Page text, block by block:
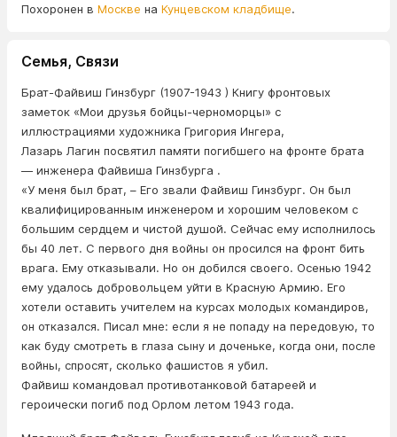
Похоронен в Москве на Кунцевском кладбище.
Семья, Связи
Брат-Файвиш Гинзбург (1907-1943 ) Книгу фронтовых
заметок «Мои друзья бойцы-черноморцы» с
иллюстрациями художника Григория Ингера,
Лазарь Лагин посвятил памяти погибшего на фронте брата
— инженера Файвиша Гинзбурга .
«У меня был брат, – Его звали Файвиш Гинзбург. Он был
квалифицированным инженером и хорошим человеком с
большим сердцем и чистой душой. Сейчас ему исполнилось
бы 40 лет. С первого дня войны он просился на фронт бить
врага. Ему отказывали. Но он добился своего. Осенью 1942
ему удалось добровольцем уйти в Красную Армию. Его
хотели оставить учителем на курсах молодых командиров,
он отказался. Писал мне: если я не попаду на передовую, то
как буду смотреть в глаза сыну и доченьке, когда они, после
войны, спросят, сколько фашистов я убил.
Файвиш командовал противотанковой батареей и
героически погиб под Орлом летом 1943 года.